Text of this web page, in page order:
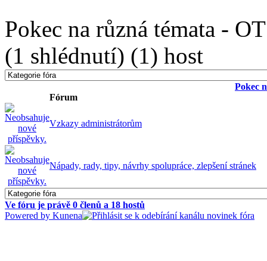
Pokec na různá témata - OT
(1 shlédnutí) (1) host
Pokec
Fórum
Vzkazy administrátorům
Nápady, rady, tipy, návrhy spolupráce, zlepšení stránek
Ve fóru je právě 0 členů a 18 hostů
Powered by Kunena